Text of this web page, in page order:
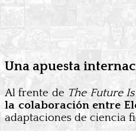
Una apuesta
Al frente de The Future
la colaboración entre
adaptaciones de ciencia